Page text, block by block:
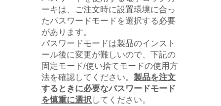
ーキは、ご注文時に設置環境に合っ
たパスワードモードを選択する必要
があります。
パスワードモードは製品のインスト
ール後に変更が難しいので、下記の
固定モード/使い捨てモードの使用方
法を確認してください。 製品を注文
するときに必要なパスワードモード
を慎重に選択してください。